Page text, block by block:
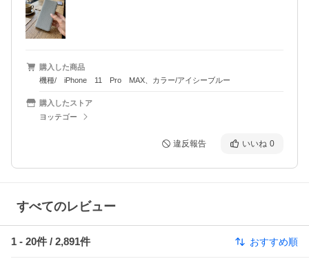
購入した商品
機種/ iPhone 11 Pro MAX、カラー/アイシーブルー
購入したストア
ヨッテゴー
違反報告 いいね 0
すべてのレビュー
1 - 20件 / 2,891件 おすすめ順